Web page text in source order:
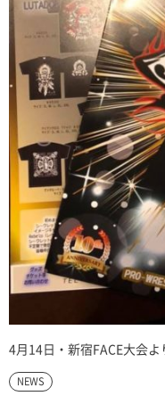
4月14日・新宿FACE大会
NEWS